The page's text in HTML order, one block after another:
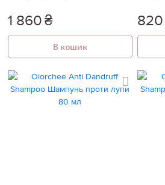
1 860₴
В кошик
820